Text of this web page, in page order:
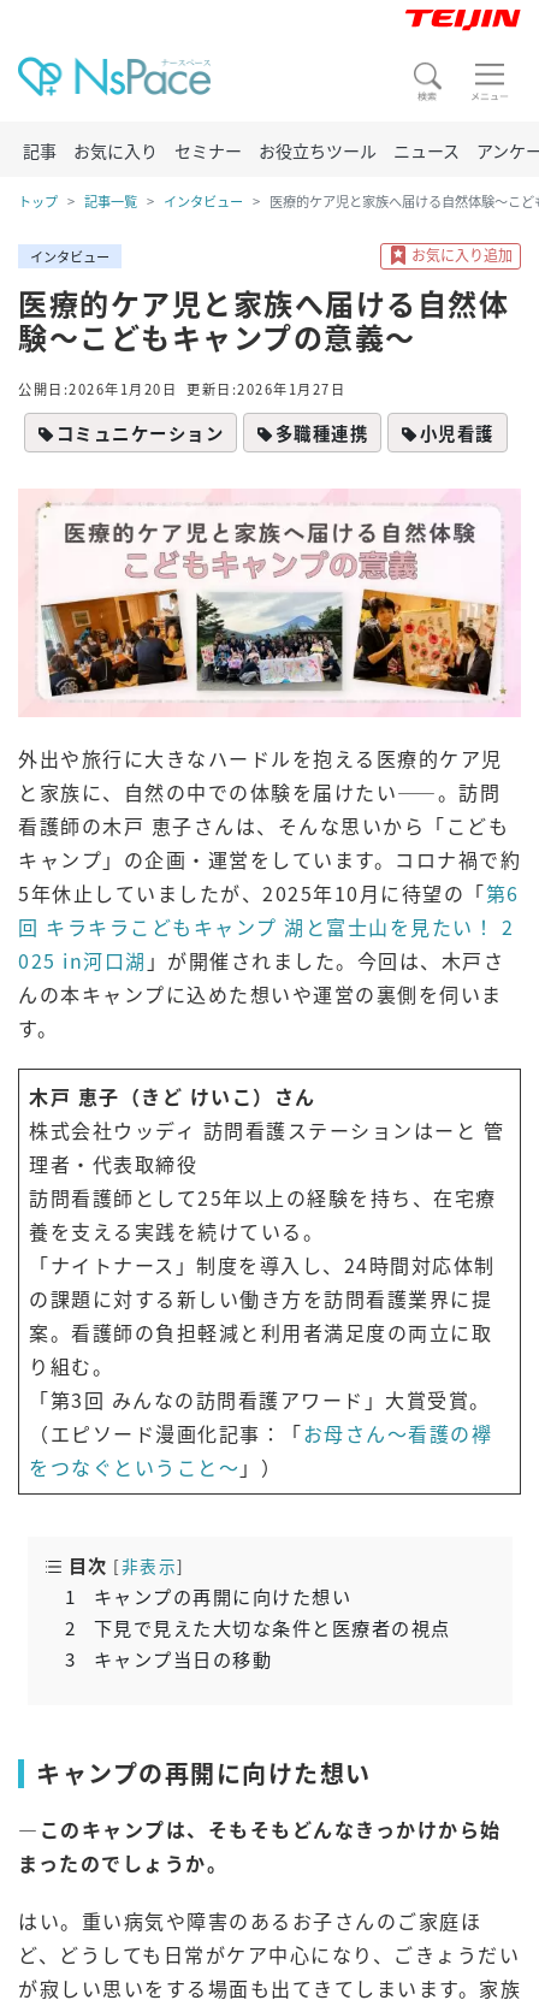
記事 お気に入り セミナー お役立ちツール ニュース アンケ
トップ 記事一覧 インタビュー 医療的ケア児と家族へ届ける自然体験～こ
インタビュー
医療的ケア児と家族へ届ける自然体
験～こどもキャンプの意義～
公開日:2026年1月20日 更新日:2026年1月27日
コミュニケーション 多職種連携 小児看護
外出や旅行に大きなハードルを抱える医療的ケア児
と家族に、自然の中での体験を届けたい――。訪問
看護師の木戸 恵子さんは、そんな思いから「こども
キャンプ」の企画・運営をしています。コロナ禍で約
5年休止していましたが、2025年10月に待望の「第6
回 キラキラこどもキャンプ 湖と富士山を見たい！ 2
025 in河口湖 」が開催されました。今回は、木戸さ
んの本キャンプに込めた想いや運営の裏側を伺いま
す。
木戸 恵子（きど けいこ）さん
株式会社ウッディ 訪問看護ステーションはーと 管
理者・代表取締役
訪問看護師として25年以上の経験を持ち、在宅療
養を支える実践を続けている。
「ナイトナース」制度を導入し、24時間対応体制
の課題に対する新しい働き方を訪問看護業界に提
案。看護師の負担軽減と利用者満足度の両立に取
り組む。
「第3回 みんなの訪問看護アワード」大賞受賞。
（エピソード漫画化記事：「お母さん〜看護の襷
をつなぐということ〜 」）
目次 [非表示]
1
キャンプの再開に向けた想い
2
下見で見えた大切な条件と医療者の視点
3
キャンプ当日の移動
キャンプの再開に向けた想い
― このキャンプは、そもそもどんなきっかけから始
まったのでしょうか。
はい。重い病気や障害のあるお子さんのご家庭ほ
ど、どうしても日常がケア中心になり、ごきょうだい
が寂しい思いをする場面も出てきてしまいます。家族